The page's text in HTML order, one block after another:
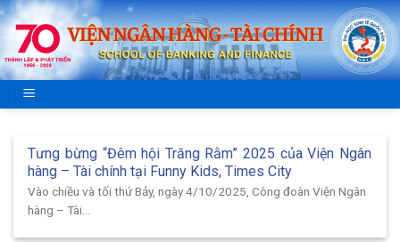
Skip
content
Tưng bừng “Đêm hội Trăng Rằm” 2025 của Viện Ngân
hàng – Tài chính tại Funny Kids, Times City
Vào chiều và tối thứ Bảy, ngày 4/10/2025, Công đoàn Viện Ngân
hàng – Tài...